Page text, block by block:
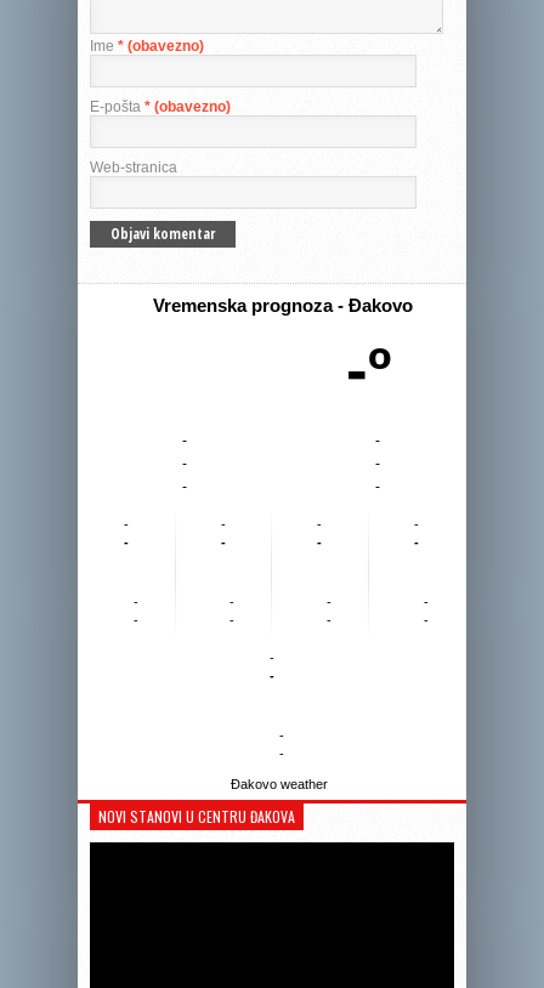
Ime * (obavezno)
E-pošta * (obavezno)
Web-stranica
Vremenska prognoza - Đakovo
-º
-
-
-
-
-
-
-
-
-
-
-
-
-
-
-
-
-
-
-
-
-
-
-
-
-
-
Đakovo weather
NOVI STANOVI U CENTRU ĐAKOVA